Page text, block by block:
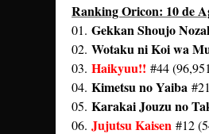
Ranking Oricon: 10 de
01. Gekkan Shoujo
02. Wotaku ni Koi wa
03. Haikyuu!! #44
04. Kimetsu no Yaiba
05. Karakai Jouzu no
06. Jujutsu Kaisen #12